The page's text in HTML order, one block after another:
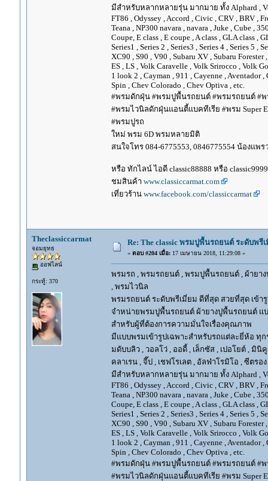
มีสำหรับหลากหลายรุ่น มากมาย ทั้ง Alphard ,
FT86 , Odyssey , Accord , Civic , CRV , BRV ,
Teana , NP300 navara , navara , Juke , Cube ,
Coupe, E class , E coupe , A class , GLA class ,
Series1 , Series 2 , Series3 , Series 4 , Series 5 ,
XC90 , S90 , V90 , Subaru XV , Subaru
ES , LS , Volk Caravelle , Volk Srirocco , Volk
1 look 2 , Cayman , 911 , Cayenne , Aventador
Spin , Chev Colorado , Chev Optiva , etc.
#พรมดักฝุ่น #พรมปูพื้นรถยนต์ #พรมรถยนต์ #พ
#พรมไวนิลดักฝุ่นแอนตี้แบคทีเรีย #พรม Super
#พรมปูรถ
ใหม่ พรม 6D พรมหลายมิติ
สนใจโทร 084-6775553, 0846775554 น้องแพร
หรือ ทักไลน์ ไอดี classic88888 หรือ
ชมสินค้า www.classiccarmat.com
เที่ยวร้าน www.facebook.com/classiccarmat
Theclassiccarmat
จอมยุทธ
ออฟไลน์
กระทู้: 370
Re: The classic พรมปูพื้นรถยนต์ ระดับพรี
« ตอบ #204 เมื่อ:17 เมษายน 2018, 11:29:08 »
พรมรถ , พรมรถยนต์ , พรมปูพื้นรถยนต์ , ผ้ายา
, พรมไวนิล
พรมรถยนต์ ระดับพรีเมี่ยม ดีที่สุด สวยที่สุด เข้ารู
จำหน่ายพรมปูพื้นรถยนต์ ผ้ายางปูพื้นรถยนต์ แบบ
สำหรับผู้ที่ต้องการความมั่นใจเรื่องคุณภาพ
มีแบบพรมเข้ารูปเฉพาะสำหรับรถแต่ละยี่ห้อ ทุก
มดับบลิว , วอลโว่ , ออดี้ , เล็กซัส , เปอโยต์ , มินิ
คลาเรน , จี๊ป , เชฟโรเลต , อัลฟ่าโรมิโอ , ซีตร
มีสำหรับหลากหลายรุ่น มากมาย ทั้ง Alphard ,
FT86 , Odyssey , Accord , Civic , CRV , BRV ,
Teana , NP300 navara , navara , Juke , Cube ,
Coupe, E class , E coupe , A class , GLA class ,
Series1 , Series 2 , Series3 , Series 4 , Series 5 ,
XC90 , S90 , V90 , Subaru XV , Subaru
ES , LS , Volk Caravelle , Volk Srirocco , Volk
1 look 2 , Cayman , 911 , Cayenne , Aventador
Spin , Chev Colorado , Chev Optiva , etc.
#พรมดักฝุ่น #พรมปูพื้นรถยนต์ #พรมรถยนต์ #พ
#พรมไวนิลดักฝุ่นแอนตี้แบคทีเรีย #พรม Super